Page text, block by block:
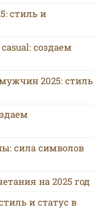
стиль и
создаем
2025: стиль
сила символов
на 2025 год
и статус в